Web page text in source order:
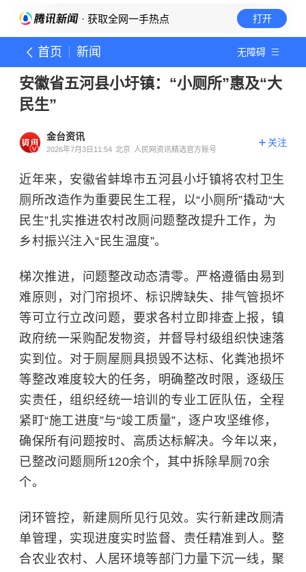
· 获取全网一手热点 打开
首页 新闻 无障碍
安徽省五河县小圩镇：“小厕所”惠及“大
民生”
金台资讯
2026年7月3日11:54 北京 人民网资讯精选官方账号
关注
近年来，安徽省蚌埠市五河县小圩镇将农村卫生
厕所改造作为重要民生工程，以“小厕所”撬动“大
民生”扎实推进农村改厕问题整改提升工作，为
乡村振兴注入“民生温度”。
梯次推进，问题整改动态清零。严格遵循由易到
难原则，对门帘损坏、标识牌缺失、排气管损坏
等可立行立改问题，要求各村立即排查上报，镇
政府统一采购配发物资，并督导村级组织快速落
实到位。对于厕屋厕具损毁不达标、化粪池损坏
等整改难度较大的任务，明确整改时限，逐级压
实责任，组织经统一培训的专业工匠队伍，全程
紧盯“施工进度”与“竣工质量”，逐户攻坚维修，
确保所有问题按时、高质达标解决。今年以来，
已整改问题厕所120余个，其中拆除旱厕70余
个。
闭环管控，新建厕所见行见效。实行新建改厕清
单管理，实现进度实时监督、责任精准到人。整
合农业农村、人居环境等部门力量下沉一线，聚